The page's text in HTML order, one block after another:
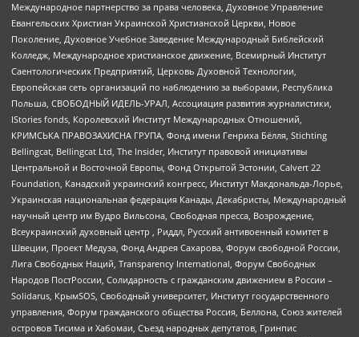
Международное партнерство за права человека, Духовное Управление
Евангельских Христиан Украинской Христианской Церкви, Новое
Поколение, Духовное Учебное Заведение Международный Библейский
Колледж, Международное христианское движение, Всемирный Институт
Саентологических Предприятий, Церковь Духовной Технологии,
Европейская сеть организаций по наблюдению за выборами, Республика
Польша, СВОБОДНЫЙ ИДЕЛЬ-УРАЛ, Ассоциация развития журналистики,
IStories fonds, Королевский Институт Международных Отношений,
КРИМСЬКА ПРАВОЗАХИСНА ГРУПА, Фонд имени Генриха Бёлля, Stichting
Bellingcat, Bellingcat Ltd, The Insider, Институт правовой инициативы
Центральной и Восточной Европы, Фонд Открытой Эстонии, Calvert 22
Foundation, Канадский украинский конгресс, Институт Макдональда-Лорье,
Украинская национальная федерация Канады, Декабристы, Международный
научный центр им Вудро Вильсона, Свободная пресса, Возрождение,
Всеукраинский духовный центр , Риддл, Русский антивоенный комитет в
Швеции, Проект Медуза, Фонд Андрея Сахарова, Форум свободной России,
Лига Свободных Наций, Transparеncy International, Форум Свободных
Народов ПостРоссии, Солидарность с гражданским движением в России –
Solidarus, КрымSOS, Свободный университет, Институт государственного
управления, Форум гражданского общества Россия, Беллона, Союз жителей
островов Тисима и Хабомаи, Съезд народных депутатов, Гринпис